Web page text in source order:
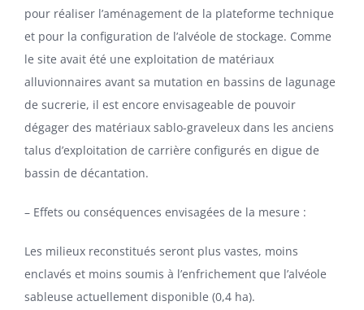
pour réaliser l’aménagement de la plateforme technique
et pour la configuration de l’alvéole de stockage. Comme
le site avait été une exploitation de matériaux
alluvionnaires avant sa mutation en bassins de lagunage
de sucrerie, il est encore envisageable de pouvoir
dégager des matériaux sablo-graveleux dans les anciens
talus d’exploitation de carrière configurés en digue de
bassin de décantation.
– Effets ou conséquences envisagées de la mesure :
Les milieux reconstitués seront plus vastes, moins
enclavés et moins soumis à l’enfrichement que l’alvéole
sableuse actuellement disponible (0,4 ha).